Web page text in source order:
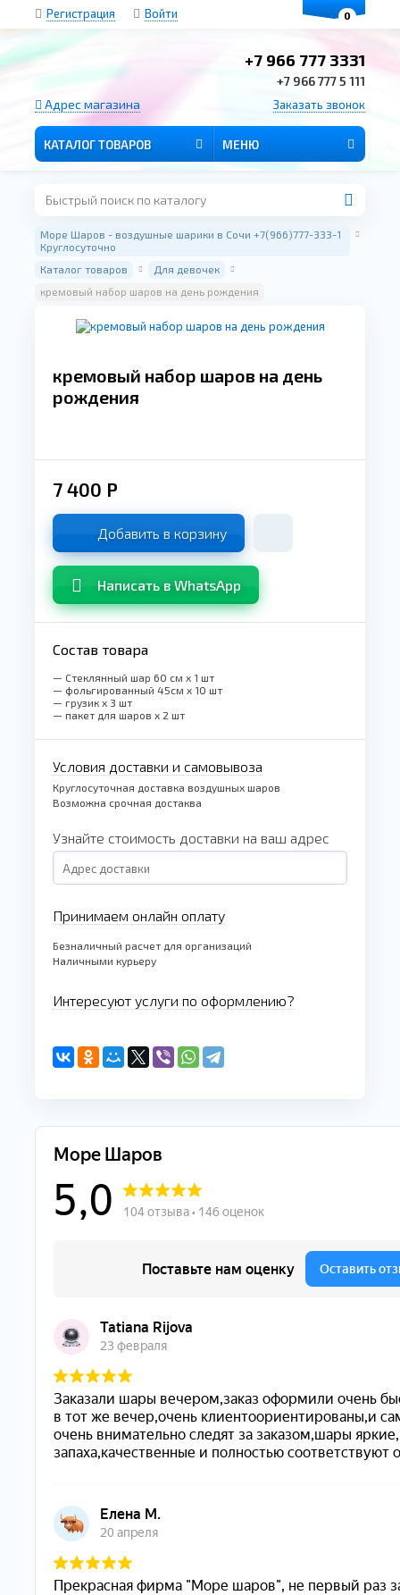
+7 966 777 3331
+7 966 777 5 111
Заказать звонок
Адрес магазина
Регистрация Войти
КАТАЛОГ ТОВАРОВ МЕНЮ
Море Шаров - воздушные шарики в Сочи +7(966)777-333-1
Круглосуточно
Каталог товаров
Для девочек
кремовый набор шаров на день рождения
кремовый набор шаров на день
рождения
7 400 Р
Добавить в корзину
Написать в WhatsApp
Состав товара
— Стеклянный шар 60 см x 1 шт
— фольгированный 45см x 10 шт
— грузик x 3 шт
— пакет для шаров x 2 шт
Условия доставки и самовывоза
Круглосуточная доставка воздушных шаров
Возможна срочная достаква
Узнайте стоимость доставки на ваш адрес
Принимаем онлайн оплату
Безналичный расчет для организаций
Наличными курьеру
Интересуют услуги по оформлению?
0